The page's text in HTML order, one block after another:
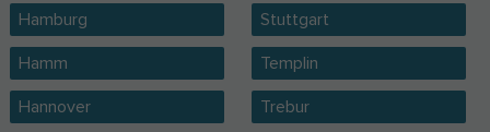
Hamburg
Hamm
Hannover
Stuttgart
Templin
Trebur